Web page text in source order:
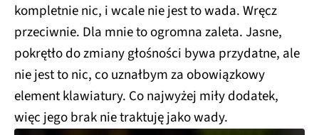
kompletnie nic, i wcale nie jest to wada. Wręcz
przeciwnie. Dla mnie to ogromna zaleta. Jasne,
pokrętło do zmiany głośności bywa przydatne, ale
nie jest to nic, co uznałbym za obowiązkowy
element klawiatury. Co najwyżej miły dodatek,
więc jego brak nie traktuję jako wady.